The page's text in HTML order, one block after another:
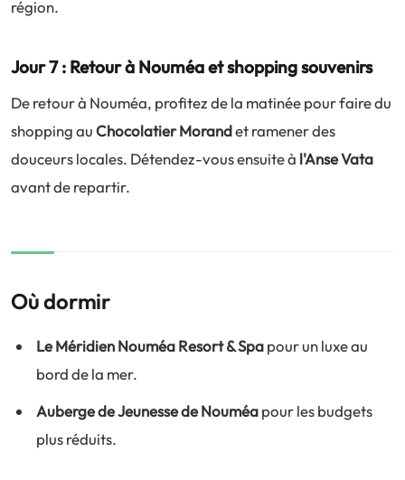
région.
Jour 7 : Retour à Nouméa et shopping souvenirs
De retour à Nouméa, profitez de la matinée pour faire du
shopping auChocolatier Morandet ramener des
douceurs locales. Détendez-vous ensuite à l'Anse Vata
avant de repartir.
Où dormir
Le Méridien Nouméa Resort & Spapour un luxe au
bord de la mer.
Auberge de Jeunesse de Nouméapour les budgets
plus réduits.